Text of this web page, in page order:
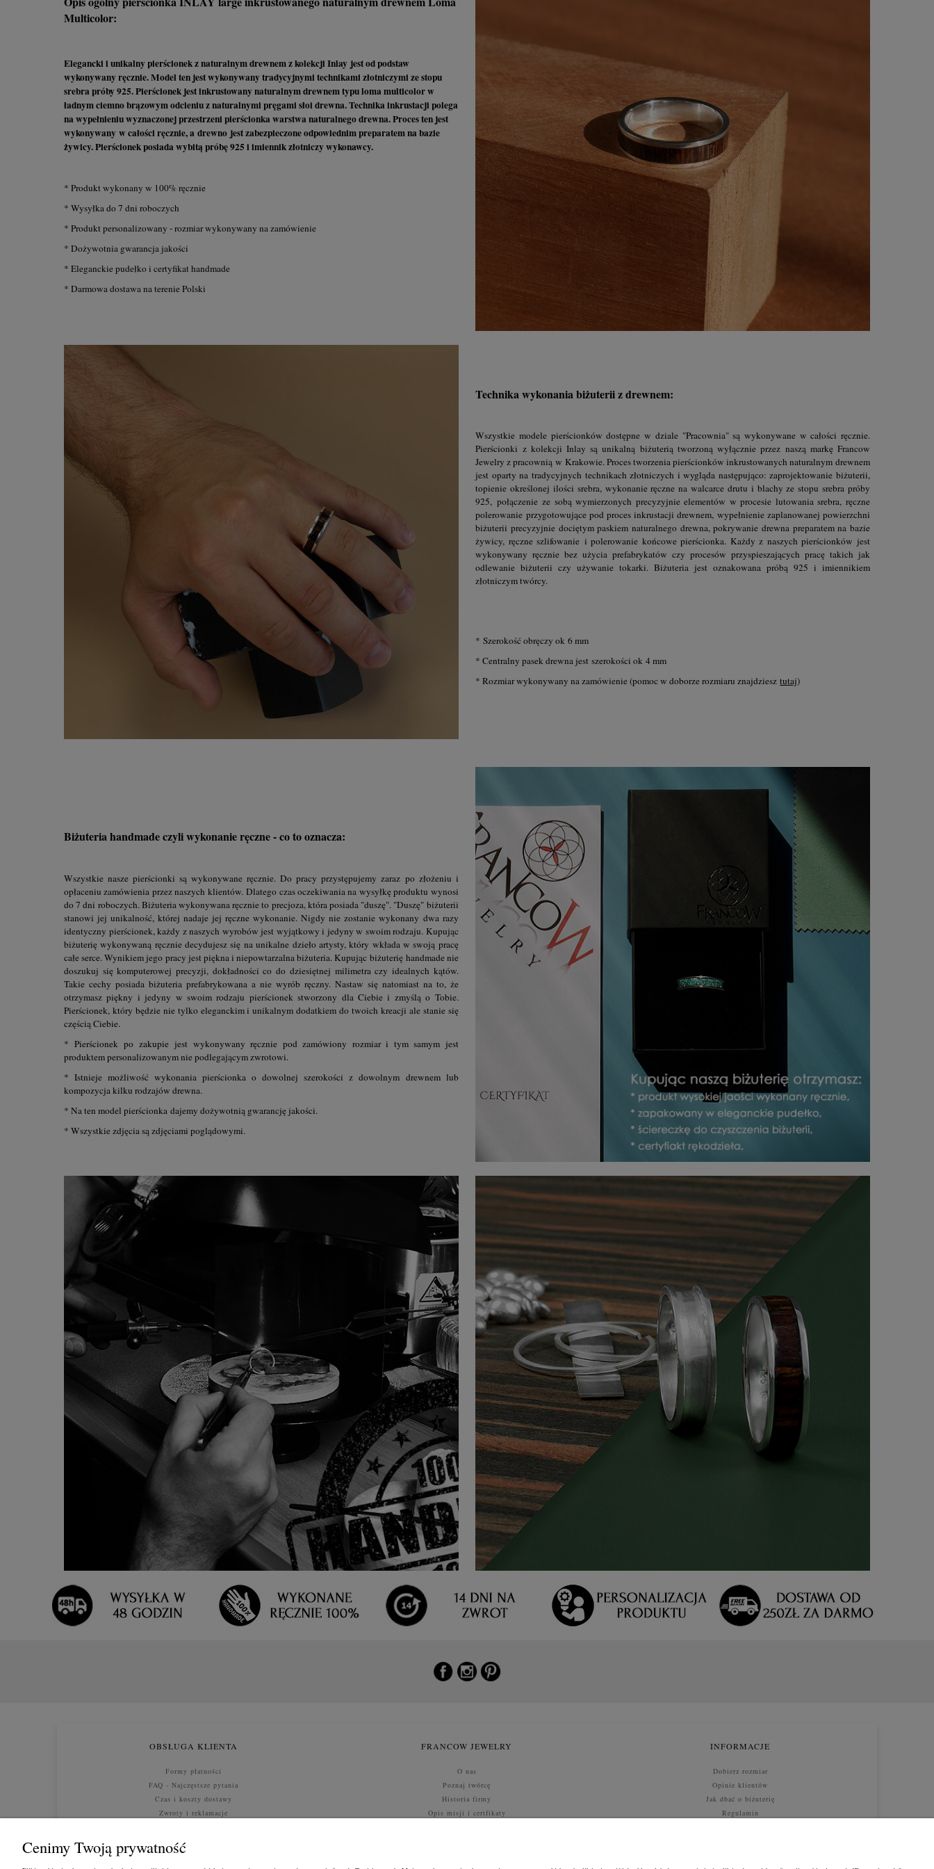
Multicolor:
Elegancki i unikalny pierścionek z naturalnym drewnem z kolekcji Inlay jest od podstaw
wykonywany ręcznie. Model ten jest wykonywany tradycyjnymi technikami złotniczymi ze stopu
srebra próby 925. Pierścionek jest inkrustowany naturalnym drewnem typu loma multicolor w
ładnym ciemno brązowym odcieniu z naturalnymi pręgami słoi drewna. Technika inkrustacji polega
na wypełnieniu wyznaczonej przestrzeni pierścionka warstwa naturalnego drewna. Proces ten jest
wykonywany w całości ręcznie, a drewno jest zabezpieczone odpowiednim preparatem na bazie
żywicy. Pierścionek posiada wybitą próbę 925 i imiennik złotniczy wykonawcy.
* Produkt wykonany w 100% ręcznie
* Wysyłka do 7 dni roboczych
* Produkt personalizowany - rozmiar wykonywany na zamówienie
* Dożywotnia gwarancja jakości
* Eleganckie pudełko i certyfikat handmade
* Darmowa dostawa na terenie Polski
Technika wykonania biżuterii z drewnem:
Wszystkie modele pierścionków dostępne w dziale "Pracownia" są wykonywane w całości ręcznie.
Pierścionki z kolekcji Inlay są unikalną biżuterią tworzoną wyłącznie przez naszą markę Francow
Jewelry z pracownią w Krakowie. Proces tworzenia pierścionków inkrustowanych naturalnym drewnem
jest oparty na tradycyjnych technikach złotniczych i wygląda następująco: zaprojektowanie biżuterii,
topienie określonej ilości srebra, wykonanie ręczne na walcarce drutu i blachy ze stopu srebra próby
925, połączenie ze sobą wymierzonych precyzyjnie elementów w procesie lutowania srebra, ręczne
polerowanie przygotowujące pod proces inkrustacji drewnem, wypełnienie zaplanowanej powierzchni
biżuterii precyzyjnie dociętym paskiem naturalnego drewna, pokrywanie drewna preparatem na bazie
żywicy, ręczne szlifowanie i polerowanie końcowe pierścionka. Każdy z naszych pierścionków jest
wykonywany ręcznie bez użycia prefabrykatów czy procesów przyspieszających pracę takich jak
odlewanie biżuterii czy używanie tokarki. Biżuteria jest oznakowana próbą 925 i imiennikiem
złotniczym twórcy.
* Szerokość obręczy ok 6 mm
* Centralny pasek drewna jest szerokości ok 4 mm
* Rozmiar wykonywany na zamówienie (pomoc w doborze rozmiaru znajdziesztutaj)
Biżuteria handmade czyli wykonanie ręczne - co to oznacza:
Wszystkie nasze pierścionki są wykonywane ręcznie. Do pracy przystępujemy zaraz po złożeniu i
opłaceniu zamówienia przez naszych klientów. Dlatego czas oczekiwania na wysyłkę produktu wynosi
do 7 dni roboczych. Biżuteria wykonywana ręcznie to precjoza, która posiada "duszę". "Duszę" biżuterii
stanowi jej unikalność, której nadaje jej ręczne wykonanie. Nigdy nie zostanie wykonany dwa razy
identyczny pierścionek, każdy z naszych wyrobów jest wyjątkowy i jedyny w swoim rodzaju. Kupując
biżuterię wykonywaną ręcznie decydujesz się na unikalne dzieło artysty, który wkłada w swoją pracę
całe serce. Wynikiem jego pracy jest piękna i niepowtarzalna biżuteria. Kupując biżuterię handmade nie
doszukuj się komputerowej precyzji, dokładności co do dziesiętnej milimetra czy idealnych kątów.
Takie cechy posiada biżuteria prefabrykowana a nie wyrób ręczny. Nastaw się natomiast na to, że
otrzymasz piękny i jedyny w swoim rodzaju pierścionek stworzony dla Ciebie i zmyślą o Tobie.
Pierścionek, który będzie nie tylko eleganckim i unikalnym dodatkiem do twoich kreacji ale stanie się
częścią Ciebie.
* Pierścionek po zakupie jest wykonywany ręcznie pod zamówiony rozmiar i tym samym jest
produktem personalizowanym nie podlegającym zwrotowi.
* Istnieje możliwość wykonania pierścionka o dowolnej szerokości z dowolnym drewnem lub
kompozycja kilku rodzajów drewna.
* Na ten model pierścionka dajemy dożywotnią gwarancję jakości.
* Wszystkie zdjęcia są zdjęciami poglądowymi.
OBSŁUGA KLIENTA
Formy płatności
FAQ - Najczęstsze pytania
Czas i koszty dostawy
Zwroty i reklamacje
FRANCOW JEWELRY
O nas
Poznaj twórcę
Historia firmy
Opis misji i certfikaty
INFORMACJE
Dobierz rozmiar
Opinie klientów
Jak dbać o biżuterię
Regulamin
Cenimy Twoją prywatność